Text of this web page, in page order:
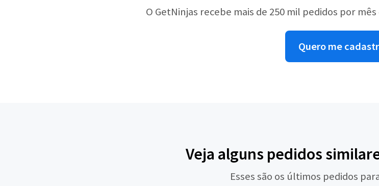
O GetNinjas recebe mais de 250 mil pedidos por
Quero me
Veja alguns pedidos
Esses são os últimos pedidos